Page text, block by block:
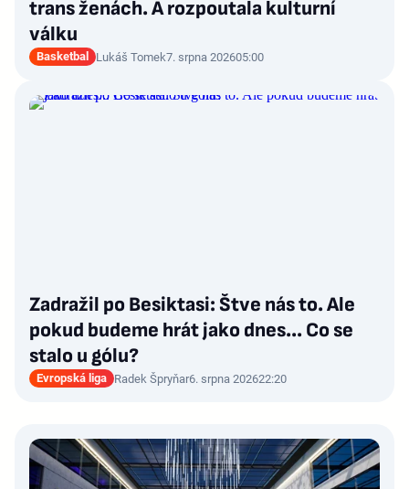
trans ženách. A rozpoutala kulturní
válku
Basketbal Lukáš Tomek7. srpna 202605:00
Zadražil po Besiktasi: Štve nás to. Ale
pokud budeme hrát jako dnes... Co se
stalo u gólu?
Evropská liga Radek Špryňar6. srpna 202622:20